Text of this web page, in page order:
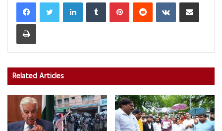
Print
Related Articles